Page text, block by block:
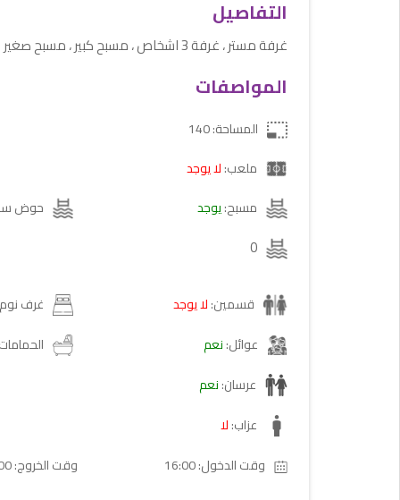
التفاصيل
غرفة مستر ، غرفة 3 اشخاص ، مسبح كبير ، مسبح صغير واللعاب مائية ،صالة ، مطبخ ، جلسة خارجية
المواصفات
المساحة: 140
ملعب:لا يوجد
مسبح:يوجد حوض
0
قسمين:لا يوجد غرف
عوائل:نعم
عرسان:نعم
عزاب:لا
11:00 :وقت الخروج
16:00 :وقت الدخول